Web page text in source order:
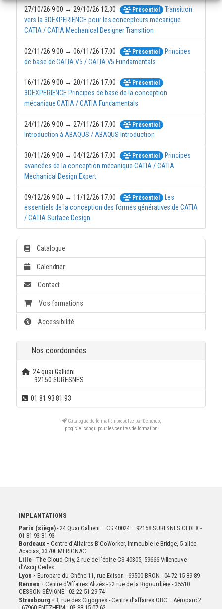
27/10/26 9:00 → 29/10/26 12:30 Présentiel
Transition
vers la 3DEXPERIENCE pour les concepteurs mécanique
CATIA / CATIA Mechanical Designer Transition
02/11/26 9:00 → 06/11/26 17:00 Présentiel
Principes
de base de CATIA V5 / CATIA V5 Fundamentals
16/11/26 9:00 → 20/11/26 17:00 Présentiel
3DEXPERIENCE Principes de base de la conception
mécanique CATIA / CATIA Fundamentals
24/11/26 9:00 → 27/11/26 17:00 Présentiel
Introduction à ABAQUS / ABAQUS Introduction
30/11/26 9:00 → 04/12/26 17:00 Présentiel
Principes
avancées de la conception mécanique CATIA / CATIA
Mechanical Design Expert
09/12/26 9:00 → 11/12/26 17:00 Présentiel
Les
essentiels de la conception des formes génératives de CATIA
/ CATIA Surface Design
Catalogue
Calendrier
Contact
Vos formations
Accessibilité
Nos coordonnées
24 quai Galliéni
92150 SURESNES
01 81 93 81 93
Catalogue de formation propulsé par Dendreo,
progiciel conçu pour les centres de formation
IMPLANTATIONS
Paris (siège) - 24 Quai Gallieni – CS 40024 – 92158 SURESNES CEDEX -
01 81 93 81 93
Bordeaux - Centre d’Affaires B’CoWorker, Immeuble le Bridge, 5 allée
Acacias, 33700 MERIGNAC
Lille- The Cloud City, 2 rue de l’épine CS 40305, 59666 Villeneuve
d’Ascq Cedex
Lyon - Europarc du Chêne 11, rue Edison - 69500 BRON - 04 72 15 89 89
Rennes - Centre d'Affaires Alizés - 22 rue de la Rigourdière - 35510
CESSON-SÉVIGNÉ - 02 22 51 29 74
Strasbourg - 3, rue des Cigognes - Centre d’affaires OBC – Aéroparc 2
- 67960 ENTZHEIM - 03 88 15 07 62